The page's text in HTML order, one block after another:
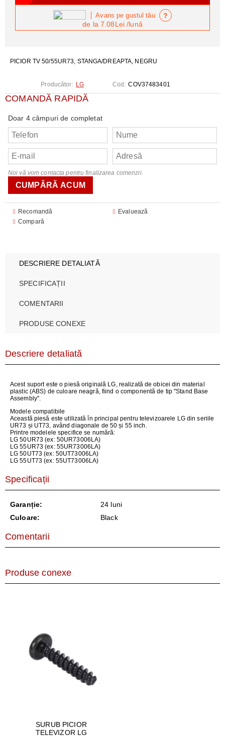
PICIOR TV 50/55UR73, STANGA/DREAPTA, NEGRU
Producător: LG Cod: COV37483401
COMANDĂ RAPIDĂ
Doar 4 câmpuri de completat
Noi vă vom contacta pentru finalizarea comenzii.
Recomandă
Evaluează
Compară
de la 7.08Lei/lună
Avans pe gustul tău ?
DESCRIERE DETALIATĂ
SPECIFICAȚII
COMENTARII
PRODUSE CONEXE
Descriere detaliată
Acest suport este o piesă originală LG, realizată de obicei din material
plastic (ABS) de culoare neagră, fiind o componentă de tip "Stand Base
Assembly".
Modele compatibile
Această piesă este utilizată în principal pentru televizoarele LG din seriile
UR73 și UT73, având diagonale de 50 și 55 inch.
Printre modelele specifice se numără:
LG 50UR73 (ex: 50UR73006LA)
LG 55UR73 (ex: 55UR73006LA)
LG 50UT73 (ex: 50UT73006LA)
LG 55UT73 (ex: 55UT73006LA)
Specificații
Garanție:
24 luni
Culoare:
Black
Comentarii
Produse conexe
SURUB PICIOR
TELEVIZOR LG